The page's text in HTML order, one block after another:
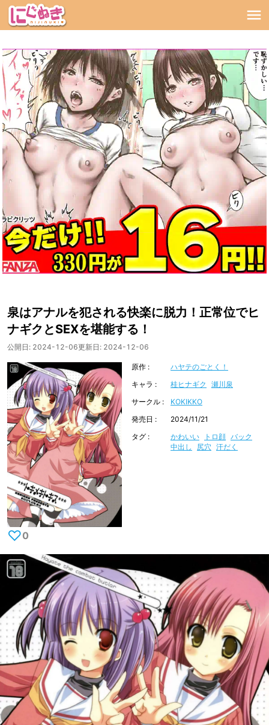
泉はアナルを犯される快楽に脱力！正常位でヒ
ナギクとSEXを堪能する！
公開日: 2024-12-06更新日: 2024-12-06
原作
ハヤテのごとく！
キャラ
桂ヒナギク
瀬川泉
サークル
KOKIKKO
発売日
2024/11/21
タグ
かわいい トロ顔 バック
中出し
尻穴 汗だく
♡0